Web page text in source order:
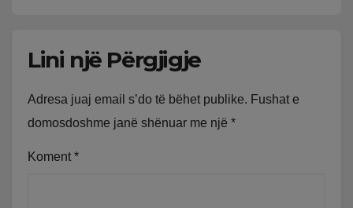
Lini një Përgjigje
Adresa juaj email s’do të bëhet publike. Fushat e
domosdoshme janë shënuar me një *
Koment *